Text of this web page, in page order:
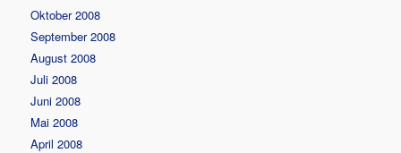
Oktober 2008
September 2008
August 2008
Juli 2008
Juni 2008
Mai 2008
April 2008